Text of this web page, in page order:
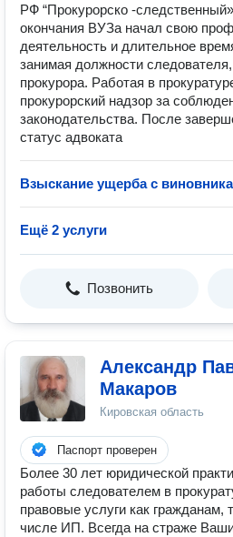
РФ “Прокурорско -
окончания ВУЗа начал свою
деятельность и длительное
занимая должности
прокурора. Работая в
прокурорский надзор за
законодательства. После
статус адвоката
Взыскание ущерба с
Ещё 2 услуги
Позвонить
Александр
Макаров
Кировская область
Паспорт проверен
Более 30 лет юридической
работы следователем в
правовые услуги как гражданам,
числе ИП. Всегда на страже